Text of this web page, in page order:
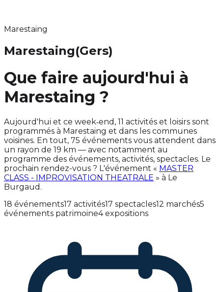
Marestaing
Marestaing(Gers)
Que faire aujourd'hui à
Marestaing ?
Aujourd'hui et ce week‑end, 11 activités et loisirs sont
programmés à Marestaing et dans les communes
voisines. En tout, 75 événements vous attendent dans
un rayon de 19 km — avec notamment au
programme des événements, activités, spectacles. Le
prochain rendez-vous ? L'événement « MASTER
CLASS - IMPROVISATION THEATRALE » à Le
Burgaud.
18 événements17 activités17 spectacles12 marchés5
événements patrimoine4 expositions